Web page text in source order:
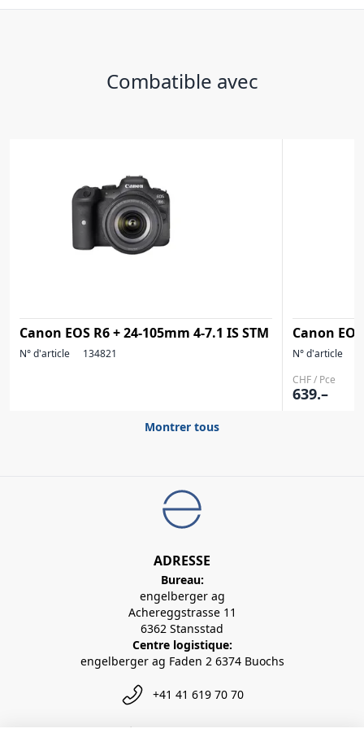
Combatible avec
Canon EOS R6 + 24-105mm 4-7.1 IS STM
N° d'article 134821
Canon
N° d'article
CHF / Pce
639.–
Montrer tous
ADRESSE
Bureau:
engelberger ag
Achereggstrasse 11
6362 Stansstad
Centre logistique:
engelberger ag Faden 2 6374 Buochs
+41 41 619 70 70